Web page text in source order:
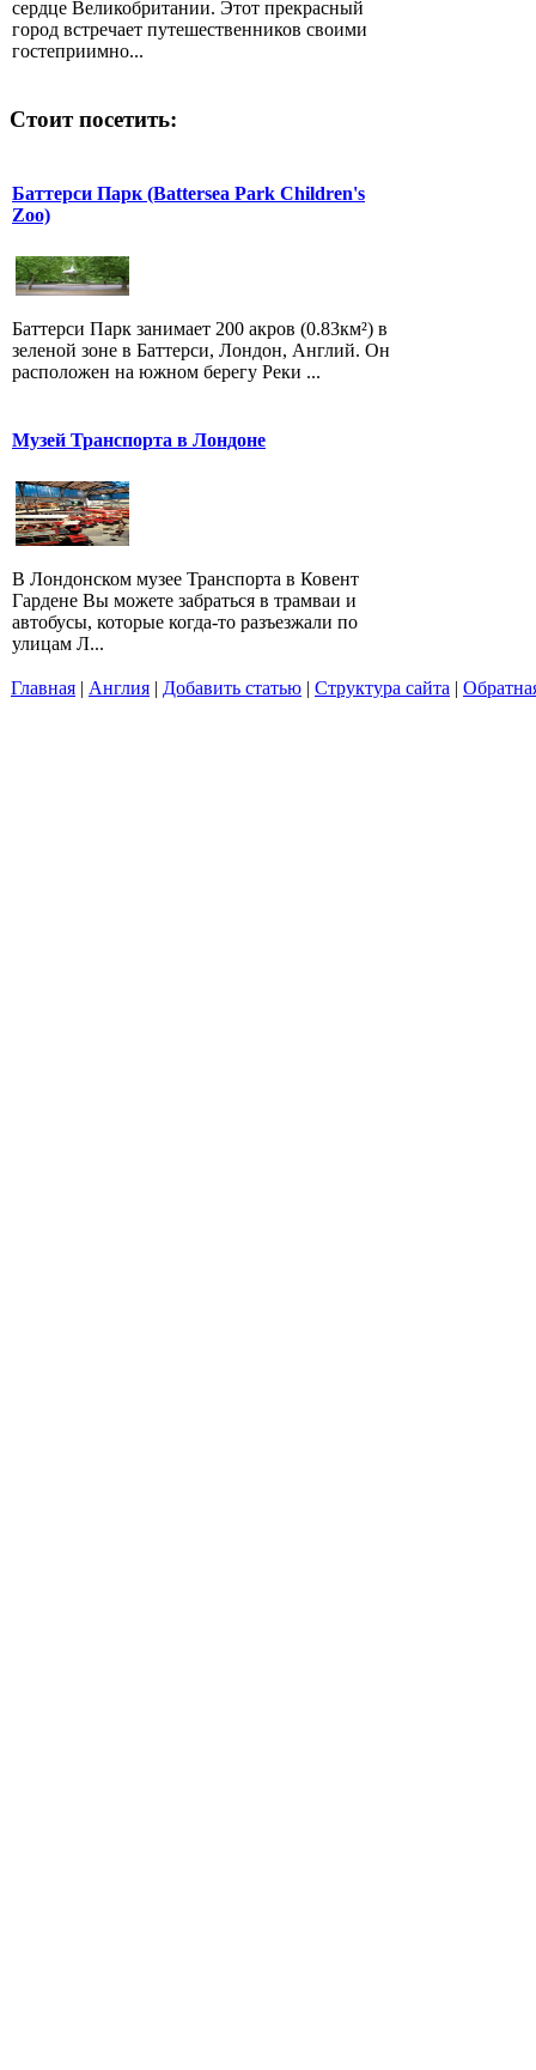
сердце Великобритании. Этот прекрасный
город встречает путешественников своими
гостеприимно...
Стоит посетить:
Баттерси Парк (Battersea Park Children's
Zoo)
Баттерси Парк занимает 200 акров (0.83км²) в
зеленой зоне в Баттерси, Лондон, Англий. Он
расположен на южном берегу Реки ...
Музей Транспорта в Лондоне
В Лондонском музее Транспорта в Ковент
Гардене Вы можете забраться в трамваи и
автобусы, которые когда-то разъезжали по
улицам Л...
Главная | Англия | Добавить статью | Структура сайта |